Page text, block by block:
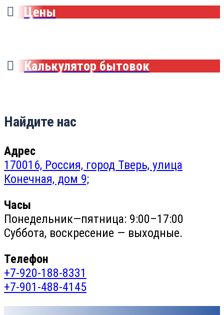
Цены
Калькулятор бытовок
Найдите нас
Адрес
170016, Россия, город Тверь, улица
Конечная, дом 9;
Часы
Понедельник—пятница: 9:00–17:00
Суббота, воскресение — выходные.
Телефон
+7-920-188-8331
+7-901-488-4145